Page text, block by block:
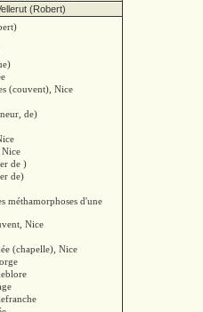
(Robert)
(couvent), Nice
de)
Nice
de )
de)
méthamorphoses d'une
Nice
(chapelle), Nice